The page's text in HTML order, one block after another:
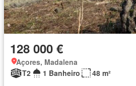
128 000 €
Açores, Madalena
T2
1 Banheiro 48 m²